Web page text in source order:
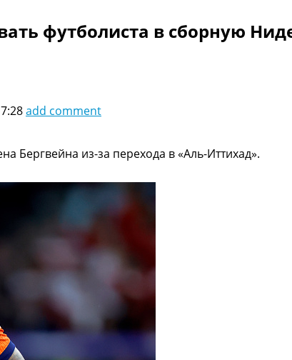
футболиста в сборную
add comment
Бергвейна из-за перехода в «Аль-Иттихад».